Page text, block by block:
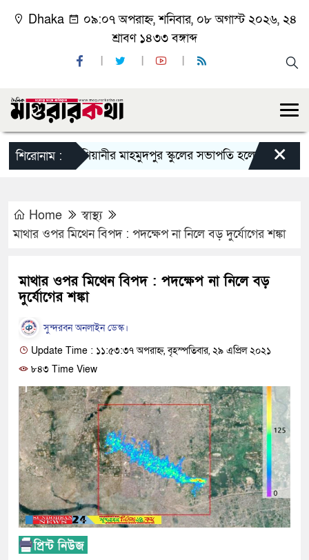
Dhaka
০৯:০৭ অপরাহ্ন, শনিবার, ০৮ অগাস্ট ২০২৬, ২৪
শ্রাবণ ১৪৩৩ বঙ্গাব্দ
শিরোনাম :
কাশিয়ানীর মাহমুদপুর স্কুলের সভাপতি হলেন গোবিন্দ কির্ত্তনীয়া
×
Home
স্বাস্থ্য
মাথার ওপর মিথেন বিপদ : পদক্ষেপ না নিলে বড় দুর্যোগের শঙ্কা
মাথার ওপর মিথেন বিপদ : পদক্ষেপ না নিলে বড়
দুর্যোগের শঙ্কা
সুন্দরবন অনলাইন ডেস্ক।
Update Time : ১১:৫৩:৩৭ অপরাহ্ন, বৃহস্পতিবার, ২৯ এপ্রিল ২০২১
৮৪৩ Time View